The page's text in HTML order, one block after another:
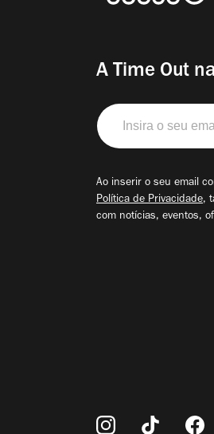
A Time Out
Insira
o
seu
Ao inserir o seu email
Política de Privacidade,
com notícias, eventos,